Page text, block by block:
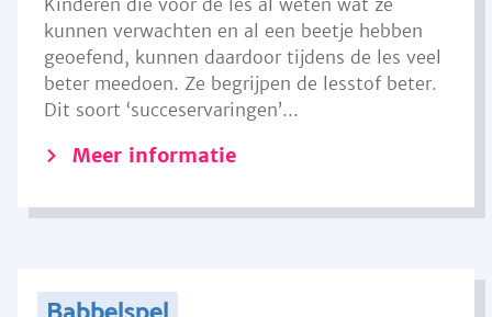
Kinderen die voor de les al weten wat ze
kunnen verwachten en al een beetje hebben
geoefend, kunnen daardoor tijdens de les veel
beter meedoen. Ze begrijpen de lesstof beter.
Dit soort ‘succeservaringen’...
Meer informatie